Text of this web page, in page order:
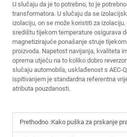
U slučaju da je to potrebno, to je
transformatora. U slučaju da se
izolaciju, on se može koristiti za
središtu tijekom temperature osigurava
magnetizirajuće ponašanje struje
proizvoda. Napetost navijanja, kvaliteta
oprema utječu na to koliko dobro
slučaju automobila, usklađenost s AEC-
ispitivanjem je standardna referentna
atributa pouzdanosti.
Prethodno :Kako puška za prskanje